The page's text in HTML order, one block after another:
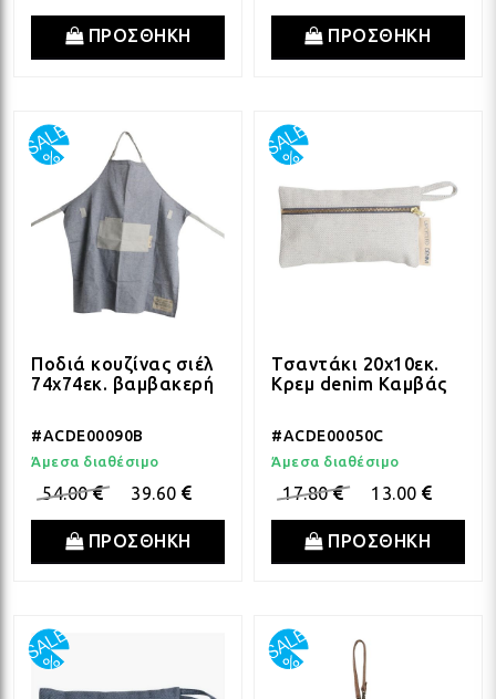
ΠΡΟΣΘΗΚΗ ΠΡΟΣΘΗΚΗ
Ποδιά κουζίνας σιέλ
74x74εκ. βαμβακερή
#ACDE00090B
Άμεσα διαθέσιμο
54.00 39.60
ΠΡΟΣΘΗΚΗ
Τσαντάκι 20x10εκ.
Κρεμ denim Καμβάς
#ACDE00050C
Άμεσα διαθέσιμο
17.80 13.00
ΠΡΟΣΘΗΚΗ